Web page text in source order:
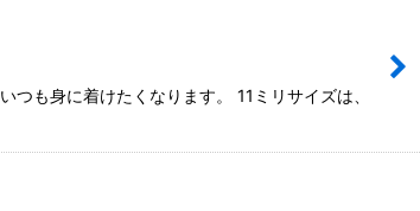
も身に着けたくなります。 11ミリサイズは、